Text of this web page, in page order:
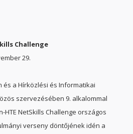
Challenge
29.
és a Hírközlési és Informatikai
szervezésében 9. alkalommal
HTE NetSkills Challenge országos
verseny döntőjének idén a